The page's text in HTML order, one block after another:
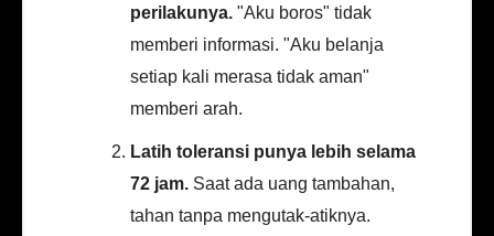
perilakunya. "Aku boros" tidak
memberi informasi. "Aku belanja
setiap kali merasa tidak aman"
memberi arah.
Latih toleransi punya lebih selama
72 jam. Saat ada uang tambahan,
tahan tanpa mengutak-atiknya.